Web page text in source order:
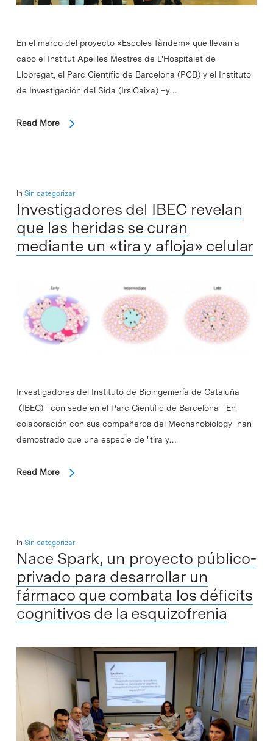
En el marco del proyecto «Escoles Tàndem» que llevan a
cabo el Institut Apel·les Mestres de L'Hospitalet de
Llobregat, el Parc Científic de Barcelona (PCB) y el Instituto
de Investigación del Sida (IrsiCaixa) –y…
Read More
In Sin categorizar
Investigadores del IBEC revelan
que las heridas se curan
mediante un «tira y afloja» celular
Investigadores del Instituto de Bioingeniería de Cataluña
(IBEC) –con sede en el Parc Científic de Barcelona– En
colaboración con sus compañeros del Mechanobiology han
demostrado que una especie de "tira y…
Read More
In Sin categorizar
Nace Spark, un proyecto público-
privado para desarrollar un
fármaco que combata los déficits
cognitivos de la esquizofrenia